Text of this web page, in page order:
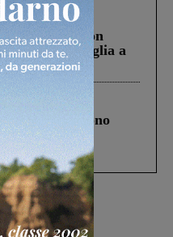
di Castiglion
ucciso la figlia a
in cui morirono
schianto, il
fra tir....